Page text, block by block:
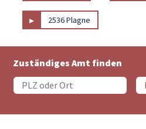
▸ 2536 Plagne
Zuständiges Amt finden